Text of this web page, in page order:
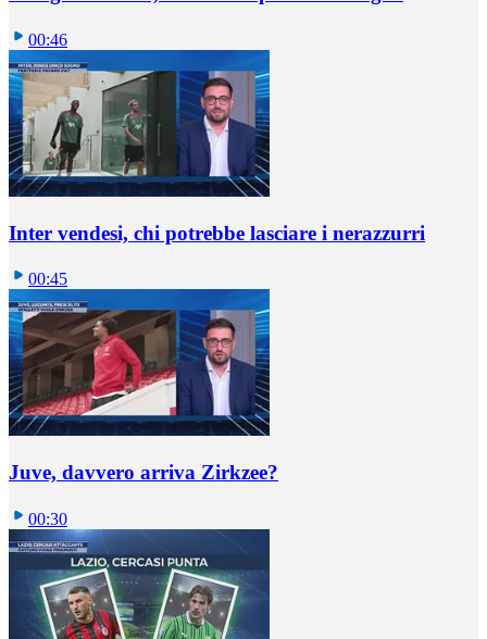
00:46
Inter vendesi, chi potrebbe lasciare i nerazzurri
00:45
Juve, davvero arriva Zirkzee?
00:30